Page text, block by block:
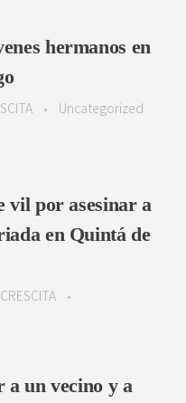
hermanos en
Uncategorized
vil por asesinar a
en Quintá de
a un vecino y a